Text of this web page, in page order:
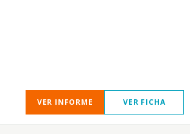
VER INFORME VER FICHA